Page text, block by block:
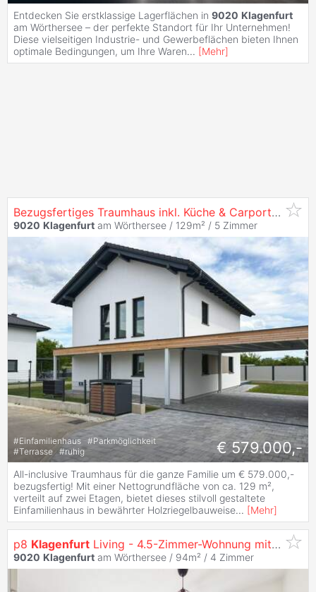
Entdecken Sie erstklassige Lagerflächen in 9020 Klagenfurt
am Wörthersee – der perfekte Standort für Ihr Unternehmen!
Diese vielseitigen Industrie- und Gewerbeflächen bieten Ihnen
optimale Bedingungen, um Ihre Waren... [Mehr]
Bezugsfertiges Traumhaus inkl. Küche & Carport - Sommeraktion! I Vorstadtleben
9020 Klagenfurt am Wörthersee / 129m² / 5 Zimmer
#Einfamilienhaus #Parkmöglichkeit
#Terrasse #ruhig € 579.000,-
All-inclusive Traumhaus für die ganze Familie um € 579.000,-
bezugsfertig! Mit einer Nettogrundfläche von ca. 129 m²,
verteilt auf zwei Etagen, bietet dieses stilvoll gestaltete
Einfamilienhaus in bewährter Holzriegelbauweise... [Mehr]
p8 Klagenfurt Living - 4.5-Zimmer-Wohnung mit Klare Raumaufteilung in Zentraler Innenstadtlage
9020 Klagenfurt am Wörthersee / 94m² / 4 Zimmer